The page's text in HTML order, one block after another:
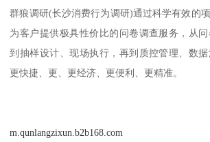
群狼调研(长沙消费行为调研)通过科学有效的
为客户提供极具性价比的问卷调查服务，从问
到抽样设计、现场执行，再到质控管理、数
更快捷、更、更经济、更便利、更精准。
m.qunlangzixun.b2b168.com